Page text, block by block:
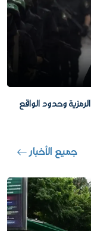
وحدود الواقع
جميع الأخبار